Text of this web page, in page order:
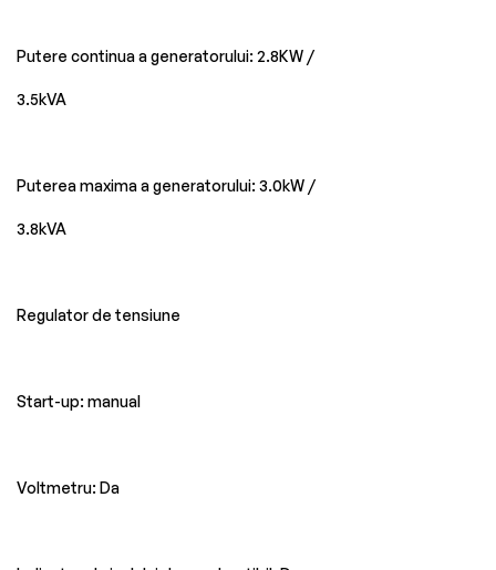
Putere continua a generatorului: 2.8KW /
3.5kVA
Puterea maxima a generatorului: 3.0kW /
3.8kVA
Regulator de tensiune
Start-up: manual
Voltmetru: Da